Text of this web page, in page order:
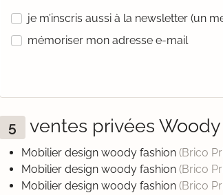
je m’inscris aussi à la newsletter (un
mémoriser mon adresse e-mail
5 ventes privées
Mobilier design woody fashion (Brico
Mobilier design woody fashion (Brico
Mobilier design woody fashion (Brico